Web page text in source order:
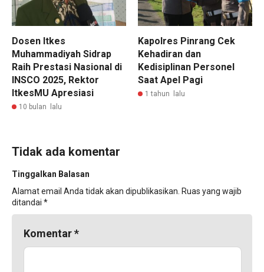
Dosen Itkes
Muhammadiyah Sidrap
Raih Prestasi Nasional di
INSCO 2025, Rektor
ItkesMU Apresiasi
10 bulan lalu
Kapolres Pinrang Cek
Kehadiran dan
Kedisiplinan Personel
Saat Apel Pagi
1 tahun lalu
Tidak ada komentar
Tinggalkan Balasan
Alamat email Anda tidak akan dipublikasikan. Ruas yang wajib
ditandai *
Komentar*